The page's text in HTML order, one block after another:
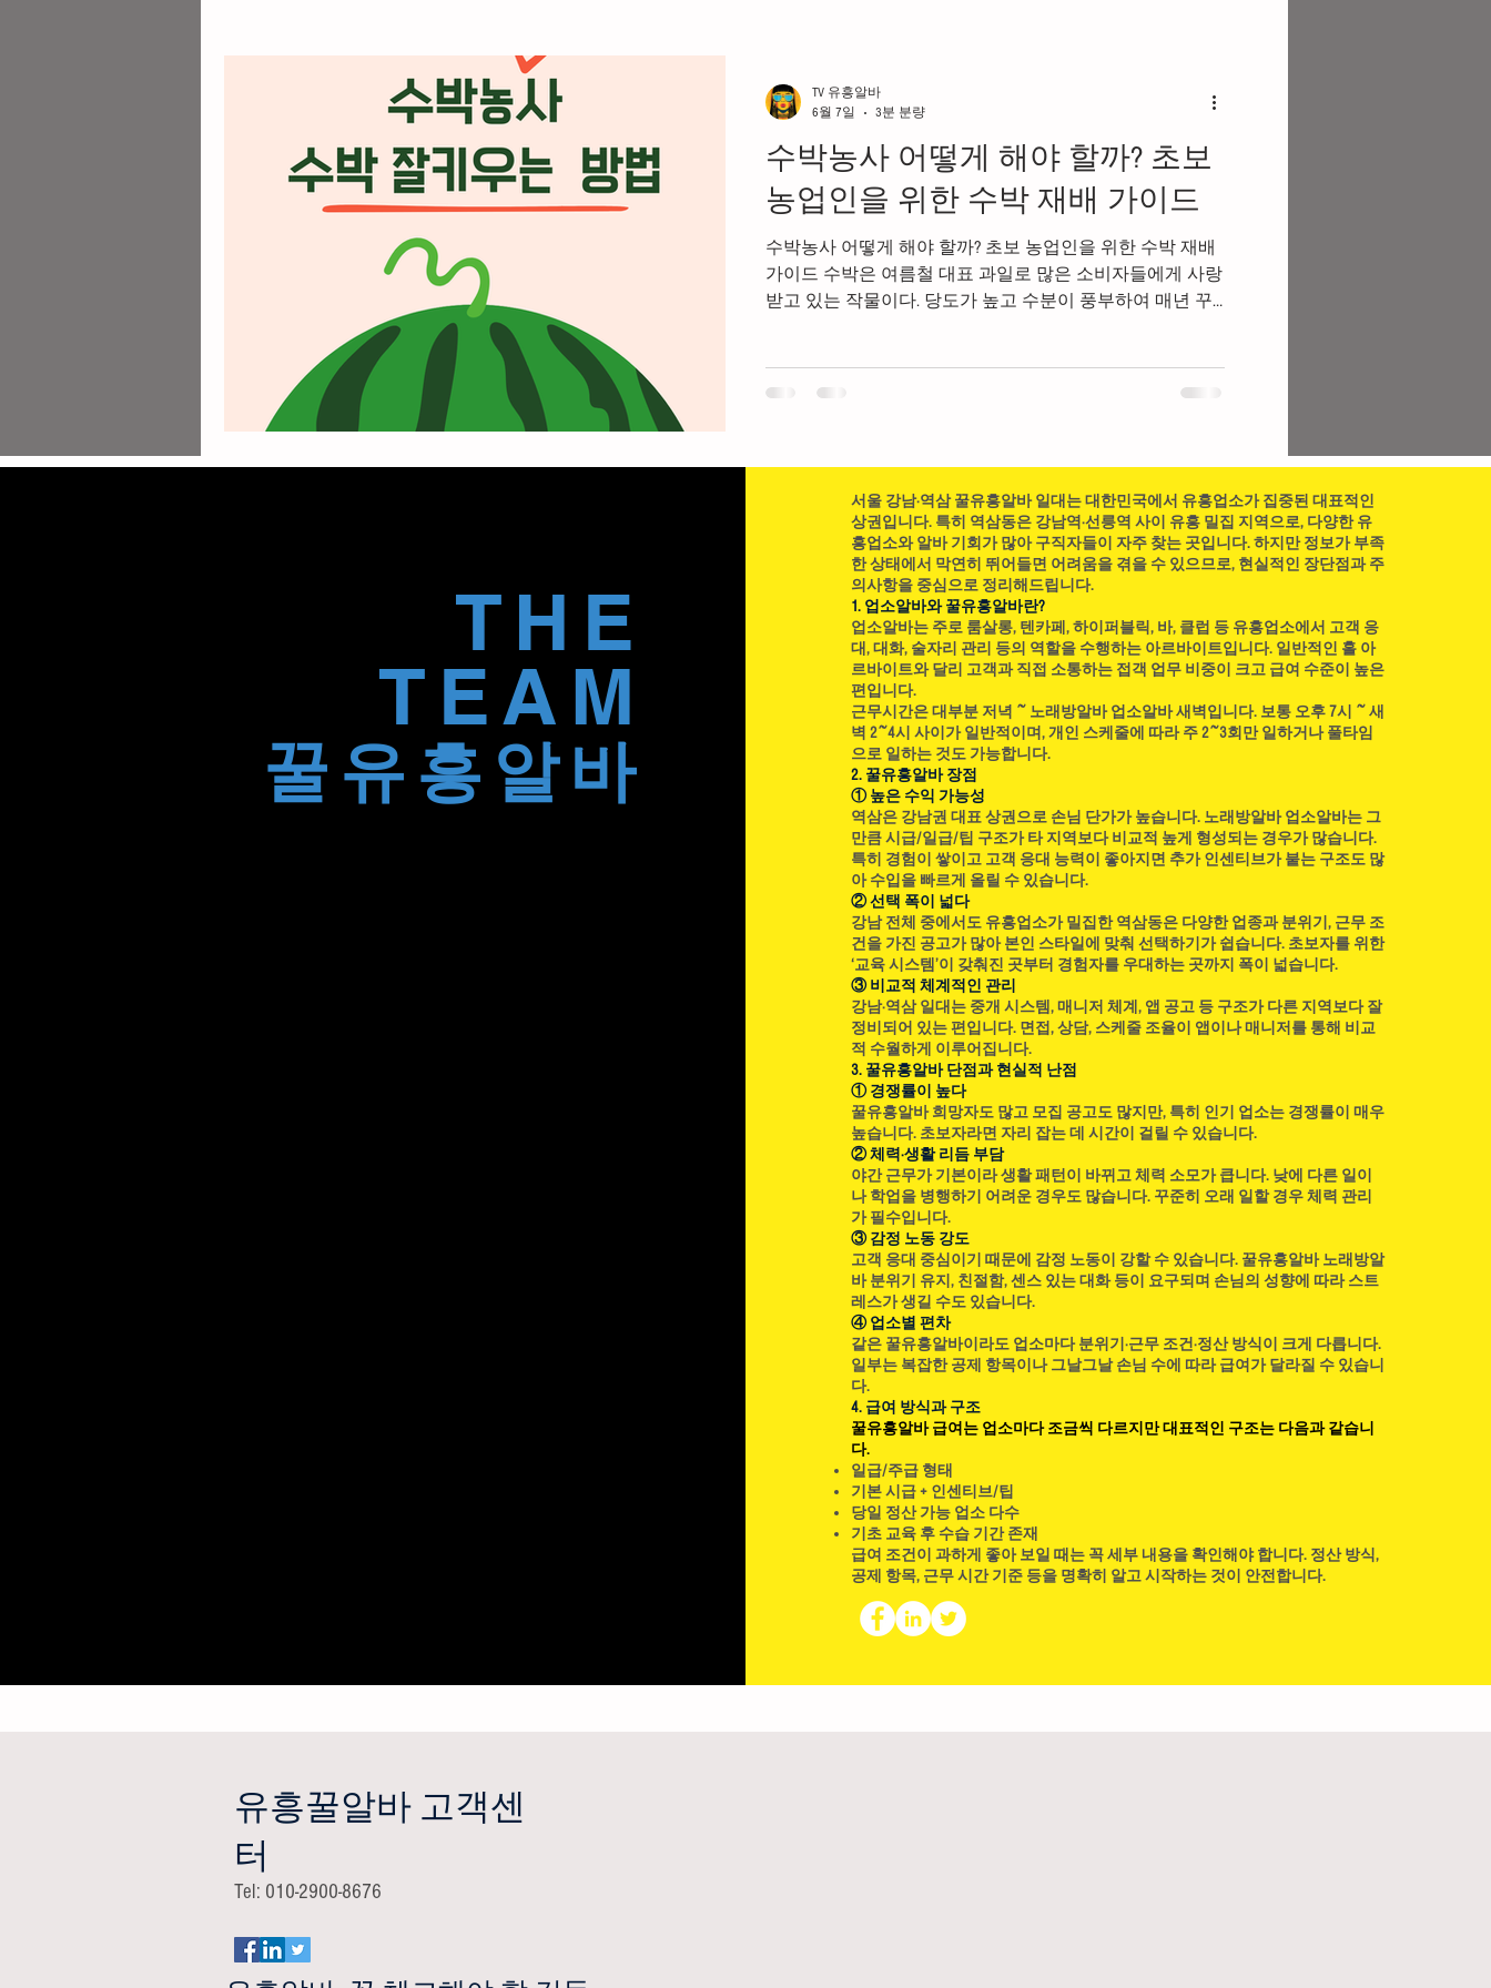
주점알바 여성알바
안양유흥알바 유흥알바가이드 평택유흥알바 평택유흥알바가이드 룸알바 유흥업소알바
유흥꿀알바 마사지구인 마사지알바 스웨디시구인
전국스웨디시알바 광주고수익알바
수박농사 어떻게 해야 할까? 초보
농업인을 위한 수박 재배 가이드
수박농사 어떻게 해야 할까? 초보 농업인을 위한 수박 재배
가이드 수박은 여름철 대표 과일로 많은 소비자들에게 사랑
받고 있는 작물이다. 당도가 높고 수분이 풍부하여 매년 꾸
아하는 작물이다. 하루 최소 6시간 이상 햇볕이 잘 드는 장
소를 선택해야 하며 배수가 좋은 토양이 적합하다. 수박농
사 물이 고이는 땅에서는 뿌리 부패가 발생할 수 있기 때문
에 밭을 만들 때 두둑을 높게 조성하는 것이 좋다. 토양 산도
는 pH 6.0~6.8 정도가 적당하며 심기 전 충분한
TV 유흥알바
6월 7일
3분 분량
THE
TEAM
꿀유흥​알바
서울 강남·역삼 꿀유흥알바 일대는 대한민국에서 유흥업소가 집중된 대표적인
상권입니다. 특히 역삼동은 강남역·선릉역 사이 유흥 밀집 지역으로, 다양한 유
흥업소와 알바 기회가 많아 구직자들이 자주 찾는 곳입니다. 하지만 정보가 부족
한 상태에서 막연히 뛰어들면 어려움을 겪을 수 있으므로, 현실적인 장단점과 주
의사항을 중심으로 정리해드립니다.
1. 업소알바와 꿀유흥알바란?
업소알바는 주로 룸살롱, 텐카페, 하이퍼블릭, 바, 클럽 등 유흥업소에서 고객 응
대, 대화, 술자리 관리 등의 역할을 수행하는 아르바이트입니다. 일반적인 홀 아
르바이트와 달리 고객과 직접 소통하는 접객 업무 비중이 크고 급여 수준이 높은
편입니다.
근무시간은 대부분 저녁 ~ 노래방알바 업소알바 새벽입니다. 보통 오후 7시 ~ 새
벽 2~4시 사이가 일반적이며, 개인 스케줄에 따라 주 2~3회만 일하거나 풀타임
으로 일하는 것도 가능합니다.
2. 꿀유흥알바 장점
① 높은 수익 가능성
역삼은 강남권 대표 상권으로 손님 단가가 높습니다. 노래방알바 업소알바는 그
만큼 시급/일급/팁 구조가 타 지역보다 비교적 높게 형성되는 경우가 많습니다.
특히 경험이 쌓이고 고객 응대 능력이 좋아지면 추가 인센티브가 붙는 구조도 많
아 수입을 빠르게 올릴 수 있습니다.
② 선택 폭이 넓다
강남 전체 중에서도 유흥업소가 밀집한 역삼동은 다양한 업종과 분위기, 근무 조
건을 가진 공고가 많아 본인 스타일에 맞춰 선택하기가 쉽습니다. 초보자를 위한
‘교육 시스템’이 갖춰진 곳부터 경험자를 우대하는 곳까지 폭이 넓습니다.
③ 비교적 체계적인 관리
강남·역삼 일대는 중개 시스템, 매니저 체계, 앱 공고 등 구조가 다른 지역보다 잘
정비되어 있는 편입니다. 면접, 상담, 스케줄 조율이 앱이나 매니저를 통해 비교
적 수월하게 이루어집니다.
3. 꿀유흥알바 단점과 현실적 난점
① 경쟁률이 높다
꿀유흥알바 희망자도 많고 모집 공고도 많지만, 특히 인기 업소는 경쟁률이 매우
높습니다. 초보자라면 자리 잡는 데 시간이 걸릴 수 있습니다.
② 체력·생활 리듬 부담
야간 근무가 기본이라 생활 패턴이 바뀌고 체력 소모가 큽니다. 낮에 다른 일이
나 학업을 병행하기 어려운 경우도 많습니다. 꾸준히 오래 일할 경우 체력 관리
가 필수입니다.
③ 감정 노동 강도
고객 응대 중심이기 때문에 감정 노동이 강할 수 있습니다. 꿀유흥알바 노래방알
바 분위기 유지, 친절함, 센스 있는 대화 등이 요구되며 손님의 성향에 따라 스트
레스가 생길 수도 있습니다.
④ 업소별 편차
같은 꿀유흥알바이라도 업소마다 분위기·근무 조건·정산 방식이 크게 다릅니다.
일부는 복잡한 공제 항목이나 그날그날 손님 수에 따라 급여가 달라질 수 있습니
다.
4. 급여 방식과 구조
꿀유흥알바 급여는 업소마다 조금씩 다르지만 대표적인 구조는 다음과 같습니
다.
일급/주급 형태
기본 시급 + 인센티브/팁
당일 정산 가능 업소 다수
기초 교육 후 수습 기간 존재
급여 조건이 과하게 좋아 보일 때는 꼭 세부 내용을 확인해야 합니다. 정산 방식,
공제 항목, 근무 시간 기준 등을 명확히 알고 시작하는 것이 안전합니다.
유흥꿀알바 고객센
터
Tel: 010-2900-8676